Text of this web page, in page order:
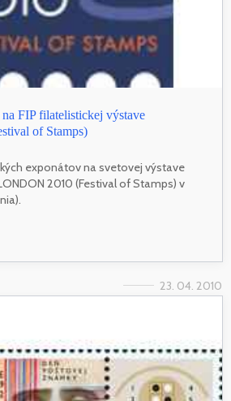
FIP filatelistickej výstave
of Stamps)
exponátov na svetovej výstave
2010 (Festival of Stamps) v
23. 04. 2010